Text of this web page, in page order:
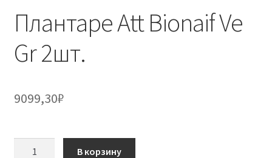
Мой аккаунт
Оформление заказа
Плантаре Att Bionaif Ve
Gr 2шт.
9099,30₽
В корзину